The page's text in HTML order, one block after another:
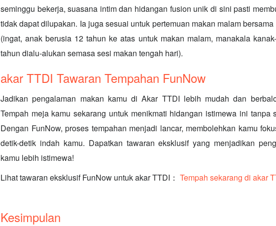
seminggu bekerja, suasana intim dan hidangan fusion unik di sini pasti
tidak dapat dilupakan. Ia juga sesuai untuk pertemuan makan malam
(ingat, anak berusia 12 tahun ke atas untuk makan malam, manakala
tahun dialu-alukan semasa sesi makan tengah hari).
akar TTDI Tawaran Tempahan FunNow
Jadikan pengalaman makan kamu di Akar TTDI lebih mudah dan
Tempah meja kamu sekarang untuk menikmati hidangan istimewa ini tanpa
Dengan FunNow, proses tempahan menjadi lancar, membolehkan kamu
detik-detik indah kamu. Dapatkan tawaran eksklusif yang menjadikan
kamu lebih istimewa!
Lihat tawaran eksklusif FunNow untuk akar TTDI： Tempah sekarang di akar
Kesimpulan